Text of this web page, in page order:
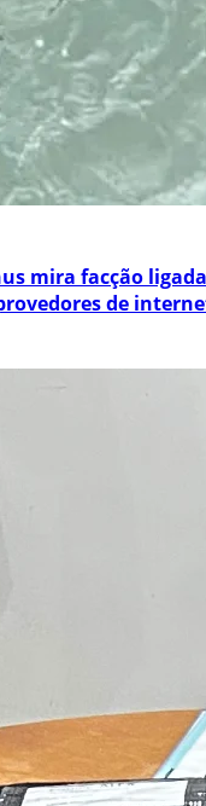
mira facção
de